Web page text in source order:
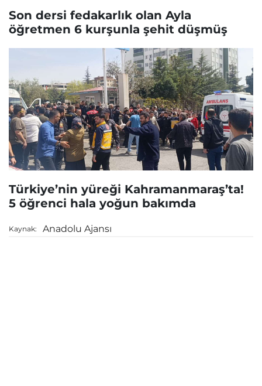
Son dersi fedakarlık olan Ayla
öğretmen 6 kurşunla şehit düşmüş
Türkiye’nin yüreği Kahramanmaraş’ta!
5 öğrenci hala yoğun bakımda
Kaynak: Anadolu Ajansı